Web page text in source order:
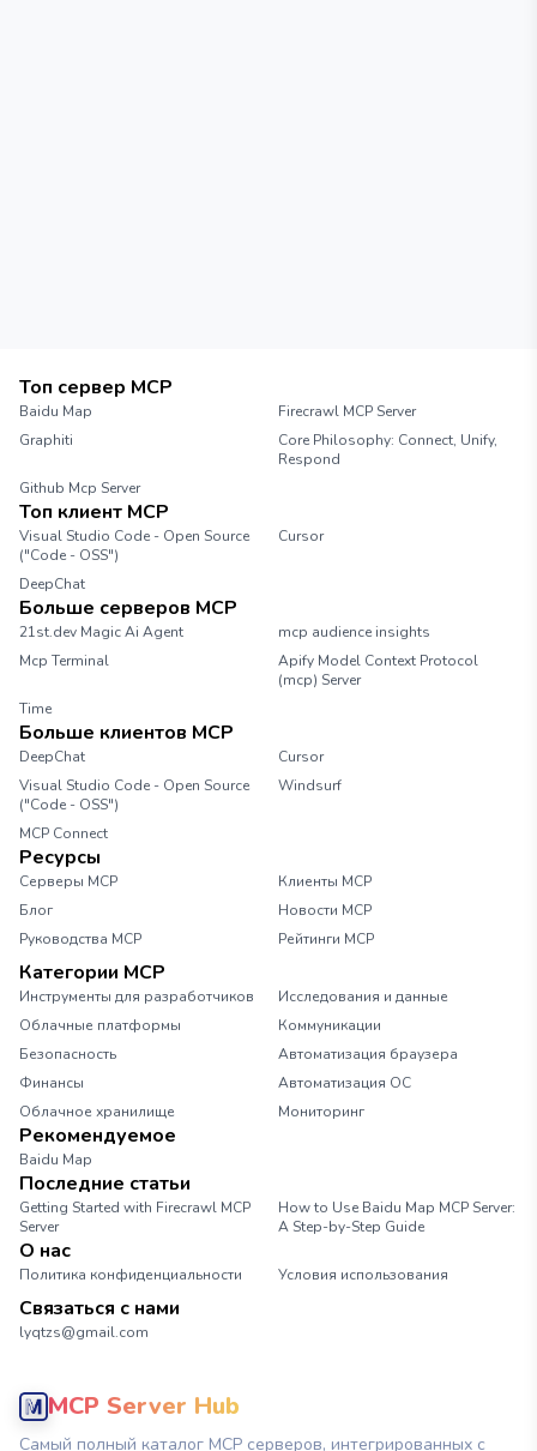
Топ сервер MCP
Baidu Map
Firecrawl MCP Server
Graphiti
Core Philosophy: Connect, Unify,
Respond
Github Mcp Server
Топ клиент MCP
Visual Studio Code - Open Source
("Code - OSS")
Cursor
DeepChat
Больше серверов MCP
21st.dev Magic Ai Agent
mcp audience insights
Mcp Terminal
Apify Model Context Protocol
(mcp) Server
Time
Больше клиентов MCP
DeepChat
Cursor
Visual Studio Code - Open Source
("Code - OSS")
Windsurf
MCP Connect
Ресурсы
Серверы MCP
Клиенты MCP
Блог
Новости MCP
Руководства MCP
Рейтинги MCP
Категории MCP
Инструменты для разработчиков
Исследования и данные
Облачные платформы
Коммуникации
Безопасность
Автоматизация браузера
Финансы
Автоматизация ОС
Облачное хранилище
Мониторинг
Рекомендуемое
Baidu Map
Последние статьи
Getting Started with Firecrawl MCP
Server
How to Use Baidu Map MCP Server:
A Step-by-Step Guide
О нас
Политика конфиденциальности Условия использования
Связаться с нами
lyqtzs@gmail.com
MCP Server Hub
Самый полный каталог MCP серверов, интегрированных с